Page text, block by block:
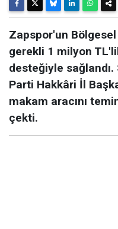
Zapspor'un
gerekli 1 milyon
desteğiyle sağlandı.
Parti Hakkâri İl
makam aracını
çekti.